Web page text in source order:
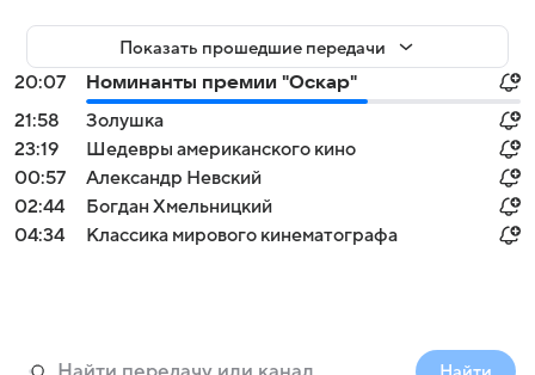
Показать прошедшие передачи
20:07
Номинанты премии "Оскар"
21:58
Золушка
23:19
Шедевры американского кино
00:57
Александр Невский
02:44
Богдан Хмельницкий
04:34
Классика мирового кинематографа